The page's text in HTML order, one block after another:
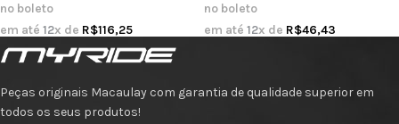
no boleto
em até 12x de R$116,25
no boleto
em até 12x de R$46,43
Peças originais Macaulay com garantia de qualidade superior em
todos os seus produtos!